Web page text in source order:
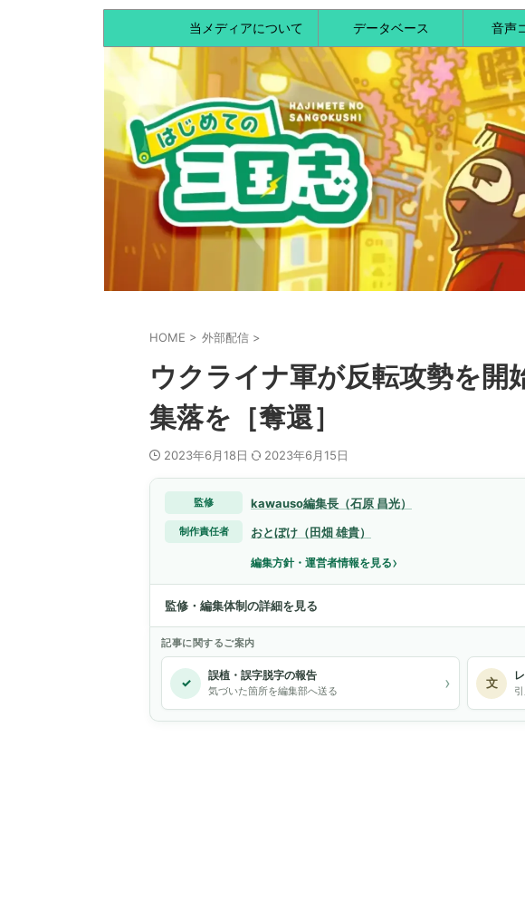
当メディアについて データベース 音声
HOME > 外部配信 >
ウクライナ軍が反転攻勢を開
集落を［奪還］
2023年6月18日 2023年6月15日
監修 kawauso編集長（石原 昌光）
制作責任者 おとぼけ（田畑 雄貴）
編集方針・運営者情報を見る›
監修・編集体制の詳細を見る
記事に関するご案内
✓ 誤植・誤字脱字の報告
気づいた箇所を編集部へ送る › 文